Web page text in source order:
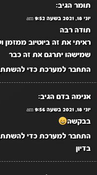
תומר הגיב:
יוני 18, 2021 בשעה 9:52 am
תודה רבה
ראיתי את זה ביוטיוב ממזמן
שמישהו יתרגם את זה כבר
התחבר למערכת כדי להשתתף
אנימה בדם הגיב:
יוני 18, 2021 בשעה 9:56 am
בבקשה
התחבר למערכת כדי
בדיון